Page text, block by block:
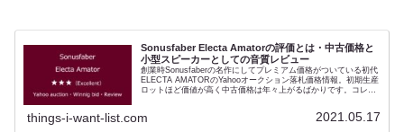
Sonusfaber Electa Amatorの評価とは・中古価格と
小型スピーカーとしての音質レビュー
創業時Sonusfaberの名作にしてプレミアム価格がついている初代
ELECTA AMATORのYahooオークション落札価格情報。初期生産
ロットほど価値が高く中古価格は年々上がるばかりです。コレク
んど顧みられていませんでした。オーディオスピーカーとしての
things-i-want-list.com 2021.05.17